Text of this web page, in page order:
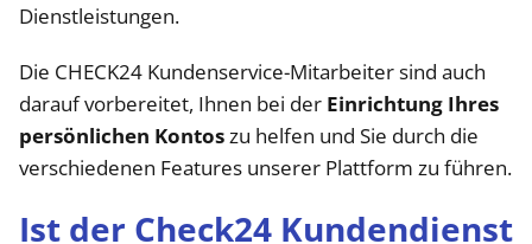
Dienstleistungen.
Die CHECK24 Kundenservice-Mitarbeiter sind auch
darauf vorbereitet, Ihnen bei der Einrichtung Ihres
persönlichen Kontos zu helfen und Sie durch die
verschiedenen Features unserer Plattform zu führen.
Ist der Check24 Kundendienst